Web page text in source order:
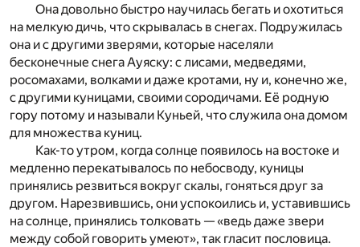
Она довольно быстро научилась бегать и охотиться
на мелкую дичь, что скрывалась в снегах. Подружилась
она и с другими зверями, которые населяли
бесконечные снега Ауяску: с лисами, медведями,
росомахами, волками и даже кротами, ну и, конечно же,
с другими куницами, своими сородичами. Её родную
гору потому и называли Куньей, что служила она домом
для множества куниц.
Как-то утром, когда солнце появилось на востоке и
медленно перекатывалось по небосводу, куницы
принялись резвиться вокруг скалы, гоняться друг за
другом. Нарезвившись, они успокоились и, уставившись
на солнце, принялись толковать — «ведь даже звери
между собой говорить умеют», так гласит пословица.